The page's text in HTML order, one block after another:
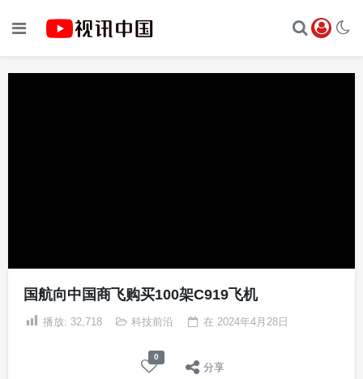
国航向中国商飞购买100架C919飞机
播放: 32,718 科技前沿 在 2024年4月28日
0
分享